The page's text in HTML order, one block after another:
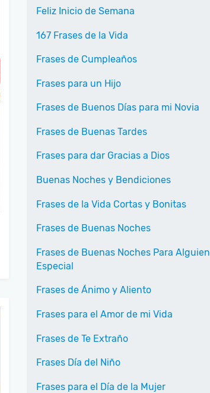
Feliz Inicio de Semana
167 Frases de la Vida
Frases de Cumpleaños
Frases para un Hijo
Frases de Buenos Días para mi Novia
Frases de Buenas Tardes
Frases para dar Gracias a Dios
Buenas Noches y Bendiciones
Frases de la Vida Cortas y Bonitas
Frases de Buenas Noches
Frases de Buenas Noches Para Alguien
Especial
Frases de Ánimo y Aliento
Frases para el Amor de mi Vida
Frases de Te Extraño
Frases Día del Niño
Frases para el Día de la Mujer